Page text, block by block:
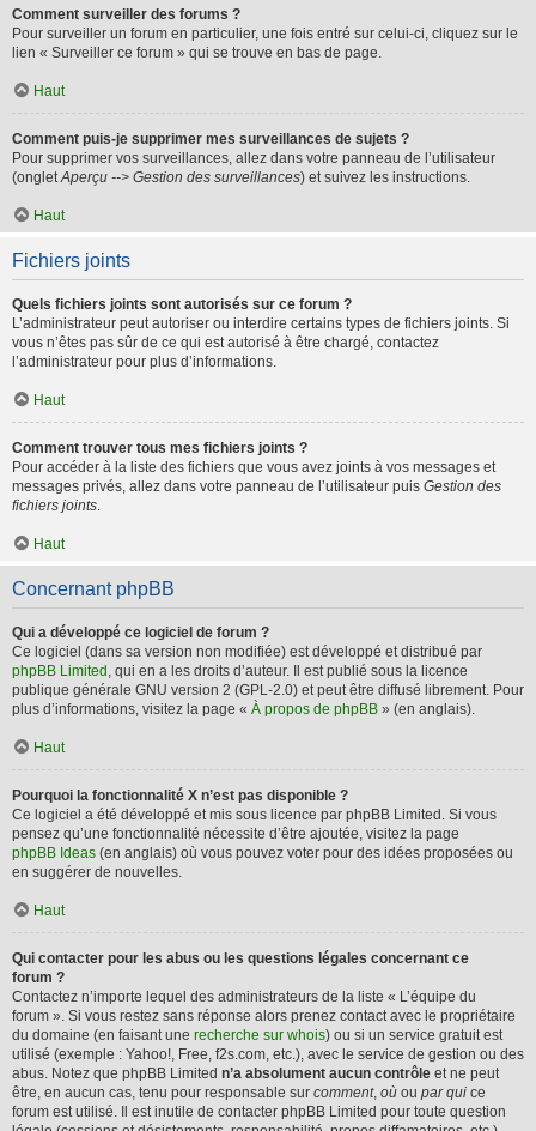
Comment surveiller des forums ?
Pour surveiller un forum en particulier, une fois entré sur celui-ci, cliquez sur le
lien « Surveiller ce forum » qui se trouve en bas de page.
Haut
Comment puis-je supprimer mes surveillances de sujets ?
Pour supprimer vos surveillances, allez dans votre panneau de l’utilisateur
(ongletAperçu --> Gestion des surveillances) et suivez les instructions.
Haut
Fichiers joints
Quels fichiers joints sont autorisés sur ce forum ?
L’administrateur peut autoriser ou interdire certains types de fichiers joints. Si
vous n’êtes pas sûr de ce qui est autorisé à être chargé, contactez
l’administrateur pour plus d’informations.
Haut
Comment trouver tous mes fichiers joints ?
Pour accéder à la liste des fichiers que vous avez joints à vos messages et
messages privés, allez dans votre panneau de l’utilisateur puis Gestion des
fichiers joints.
Haut
Concernant phpBB
Qui a développé ce logiciel de forum ?
Ce logiciel (dans sa version non modifiée) est développé et distribué par
phpBB Limited , qui en a les droits d’auteur. Il est publié sous la licence
publique générale GNU version 2 (GPL-2.0) et peut être diffusé librement. Pour
plus d’informations, visitez la page « À propos de phpBB » (en anglais).
Haut
Pourquoi la fonctionnalité X n’est pas disponible ?
Ce logiciel a été développé et mis sous licence par phpBB Limited. Si vous
pensez qu’une fonctionnalité nécessite d’être ajoutée, visitez la page
phpBB Ideas (en anglais) où vous pouvez voter pour des idées proposées ou
en suggérer de nouvelles.
Haut
Qui contacter pour les abus ou les questions légales concernant ce
forum ?
Contactez n’importe lequel des administrateurs de la liste « L’équipe du
forum ». Si vous restez sans réponse alors prenez contact avec le propriétaire
du domaine (en faisant une recherche sur whois) ou si un service gratuit est
utilisé (exemple : Yahoo!, Free, f2s.com, etc.), avec le service de gestion ou des
abus. Notez que phpBB Limited n’a absolument aucun contrôle et ne peut
être, en aucun cas, tenu pour responsable sur comment, où ou par qui ce
forum est utilisé. Il est inutile de contacter phpBB Limited pour toute question